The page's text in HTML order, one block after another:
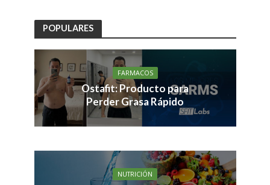
POPULARES
FARMACOS
Ostafit: Producto para
Perder Grasa Rápido
NUTRICIÓN